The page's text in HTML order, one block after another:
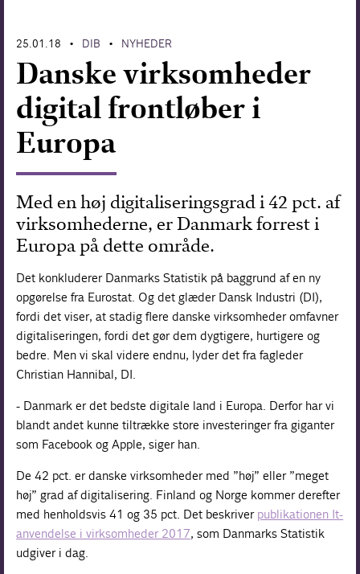
25.01.18 • DIB • NYHEDER
Danske virksomheder
digital frontløber i
Europa
Med en høj digitaliseringsgrad i 42 pct. af
virksomhederne, er Danmark forrest i
Europa på dette område.
Det konkluderer Danmarks Statistik på baggrund af en ny
opgørelse fra Eurostat. Og det glæder Dansk Industri (DI),
fordi det viser, at stadig flere danske virksomheder omfavner
digitaliseringen, fordi det gør dem dygtigere, hurtigere og
bedre. Men vi skal videre endnu, lyder det fra fagleder
Christian Hannibal, DI.
- Danmark er det bedste digitale land i Europa. Derfor har vi
blandt andet kunne tiltrække store investeringer fra giganter
som Facebook og Apple, siger han.
De 42 pct. er danske virksomheder med ”høj” eller ”meget
høj” grad af digitalisering. Finland og Norge kommer derefter
med henholdsvis 41 og 35 pct. Det beskriver publikationen It-
anvendelse i virksomheder 2017, som Danmarks Statistik
udgiver i dag.